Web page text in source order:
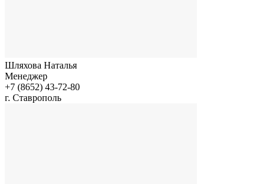
Шляхова Наталья
Менеджер
+7 (8652) 43-72-80
г. Ставрополь